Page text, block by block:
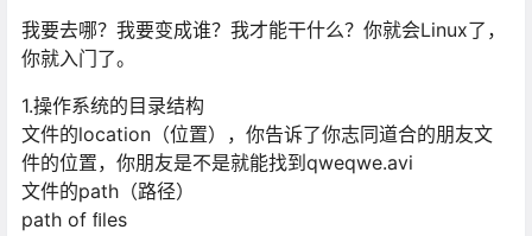
我要去哪？我要变成谁？我才能⼲什么？你就会Linux了，
你就⼊⻔了。
1.操作系统的⽬录结构
⽂件的location（位置），你告诉了你志同道合的朋友⽂
件的位置，你朋友是不是就能找到qweqwe.avi
⽂件的path（路径）
path of ﬁles